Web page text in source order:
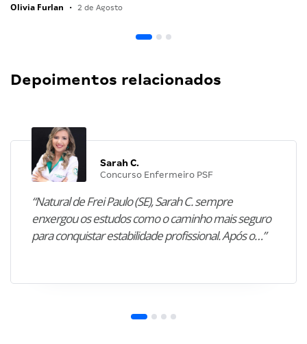
Olivia Furlan • 2 de Agosto
Depoimentos relacionados
Sarah C.
Concurso Enfermeiro PSF
“Natural de Frei Paulo (SE), Sarah C. sempre
enxergou os estudos como o caminho mais seguro
para conquistar estabilidade profissional. Após o…”